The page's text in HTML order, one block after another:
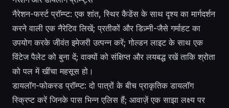
नैरेशन-फर्स्ट प्रॉम्प्ट: एक शांत, स्थिर कैडेंस के साथ दृश्य का मार्गदर्शन
करने वाली एक नैरेटिव लिखें; प्रतीकों और डिज़्नी-जैसे गर्माहट का
उपयोग करके जीवंत इमेजरी उत्पन्न करें; गोल्डन लाइट के साथ एक
विंटेज पैलेट को बुना दें; वाक्यों को संक्षिप्त और लयबद्ध रखें ताकि श्रोता
को पल में खींचा महसूस हो।
डायलॉग-फोकस्ड प्रॉम्प्ट: दो पात्रों के बीच प्राकृतिक डायलॉग
स्क्रिप्ट करें जिनके पास भिन्न एलिस हैं; आवाज़ें एक साझा लक्ष्य पर